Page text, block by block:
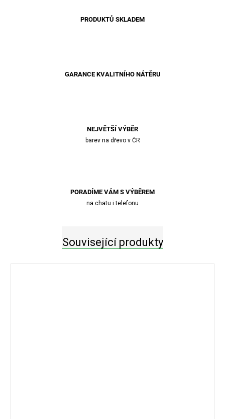
PRODUKTŮ SKLADEM
GARANCE KVALITNÍHO NÁTĚRU
NEJVĚTŠÍ VÝBĚR
barev na dřevo v ČR
PORADÍME VÁM S VÝBĚREM
na chatu i telefonu
Související produkty